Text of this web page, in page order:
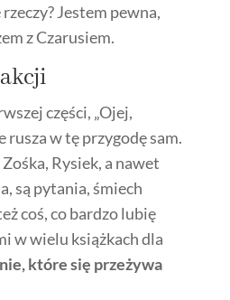
Jestem pewna,
z Czarusiem.
części, „Ojej,
rusza w tę przygodę sam.
Rysiek, a nawet
są pytania, śmiech
coś, co bardzo lubię
w wielu książkach dla
które się przeżywa